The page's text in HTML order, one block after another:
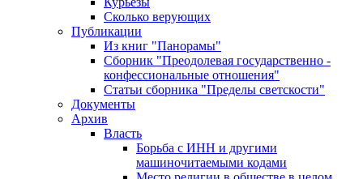
Сколько верующих
Публикации
Из книг "Панорамы"
Сборник "Преодолевая государственно -
конфессиональные отношения"
Статьи сборника "Пределы светскости"
Документы
Архив
Власть
Борьба с ИНН и другими
машиночитаемыми кодами